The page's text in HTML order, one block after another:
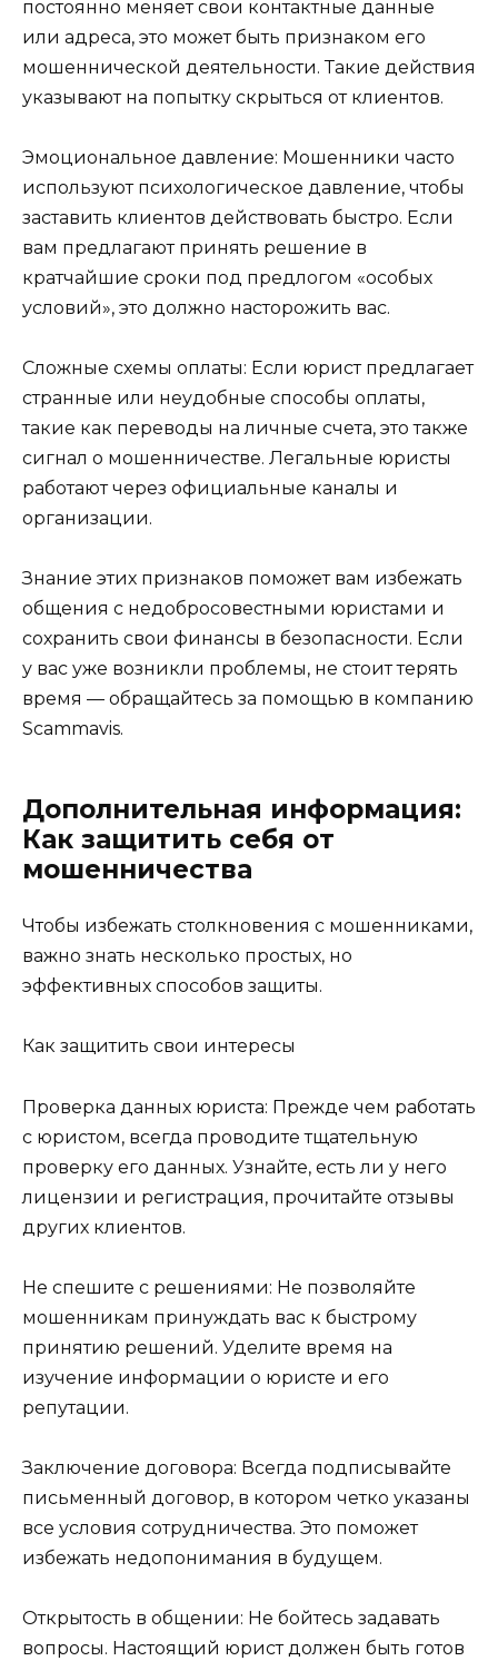
постоянно меняет свои контактные данные
или адреса, это может быть признаком его
мошеннической деятельности. Такие действия
указывают на попытку скрыться от клиентов.
Эмоциональное давление: Мошенники часто
используют психологическое давление, чтобы
заставить клиентов действовать быстро. Если
вам предлагают принять решение в
кратчайшие сроки под предлогом «особых
условий», это должно насторожить вас.
Сложные схемы оплаты: Если юрист предлагает
странные или неудобные способы оплаты,
такие как переводы на личные счета, это также
сигнал о мошенничестве. Легальные юристы
работают через официальные каналы и
организации.
Знание этих признаков поможет вам избежать
общения с недобросовестными юристами и
сохранить свои финансы в безопасности. Если
у вас уже возникли проблемы, не стоит терять
время — обращайтесь за помощью в компанию
Scammavis.
Дополнительная информация:
Как защитить себя от
мошенничества
Чтобы избежать столкновения с мошенниками,
важно знать несколько простых, но
эффективных способов защиты.
Как защитить свои интересы
Проверка данных юриста: Прежде чем работать
с юристом, всегда проводите тщательную
проверку его данных. Узнайте, есть ли у него
лицензии и регистрация, прочитайте отзывы
других клиентов.
Не спешите с решениями: Не позволяйте
мошенникам принуждать вас к быстрому
принятию решений. Уделите время на
изучение информации о юристе и его
репутации.
Заключение договора: Всегда подписывайте
письменный договор, в котором четко указаны
все условия сотрудничества. Это поможет
избежать недопонимания в будущем.
Открытость в общении: Не бойтесь задавать
вопросы. Настоящий юрист должен быть готов